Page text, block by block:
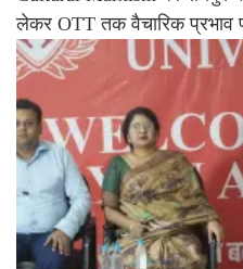
लेकर OTT तक वैचारिक प्रभाव